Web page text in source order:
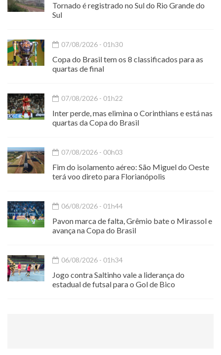
Tornado é registrado no Sul do Rio Grande do
Sul
07/08/2026 - 01h30
Copa do Brasil tem os 8 classificados para as
quartas de final
07/08/2026 - 01h22
Inter perde, mas elimina o Corinthians e está nas
quartas da Copa do Brasil
07/08/2026 - 00h03
Fim do isolamento aéreo: São Miguel do Oeste
terá voo direto para Florianópolis
06/08/2026 - 01h44
Pavon marca de falta, Grêmio bate o Mirassol e
avança na Copa do Brasil
06/08/2026 - 01h34
Jogo contra Saltinho vale a liderança do
estadual de futsal para o Gol de Bico